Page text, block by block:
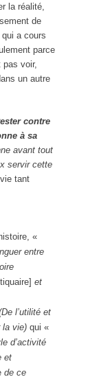
la réalité,
de
a cours
parce
pas voir,
un autre
contre
à sa
avant tout
servir cette
tant
«
entre
et
l’utilité et
la vie) qui «
d’activité
et
de ce